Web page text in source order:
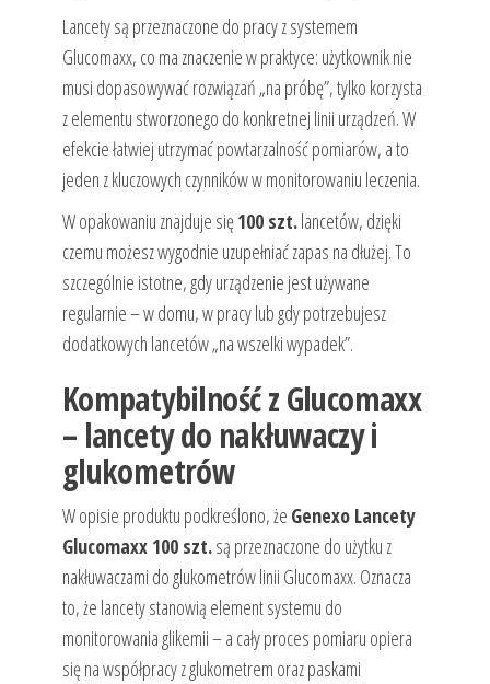
Lancety są przeznaczone do pracy z systemem
Glucomaxx, co ma znaczenie w praktyce: użytkownik nie
musi dopasowywać rozwiązań „na próbę”, tylko korzysta
z elementu stworzonego do konkretnej linii urządzeń. W
efekcie łatwiej utrzymać powtarzalność pomiarów, a to
jeden z kluczowych czynników w monitorowaniu leczenia.
W opakowaniu znajduje się100 szt.lancetów, dzięki
czemu możesz wygodnie uzupełniać zapas na dłużej. To
szczególnie istotne, gdy urządzenie jest używane
regularnie – w domu, w pracy lub gdy potrzebujesz
dodatkowych lancetów „na wszelki wypadek”.
Kompatybilność z Glucomaxx
– lancety do nakłuwaczy i
glukometrów
W opisie produktu podkreślono, że Genexo Lancety
Glucomaxx 100 szt.są przeznaczone do użytku z
nakłuwaczami do glukometrów linii Glucomaxx. Oznacza
to, że lancety stanowią element systemu do
monitorowania glikemii – a cały proces pomiaru opiera
się na współpracy z glukometrem oraz paskami